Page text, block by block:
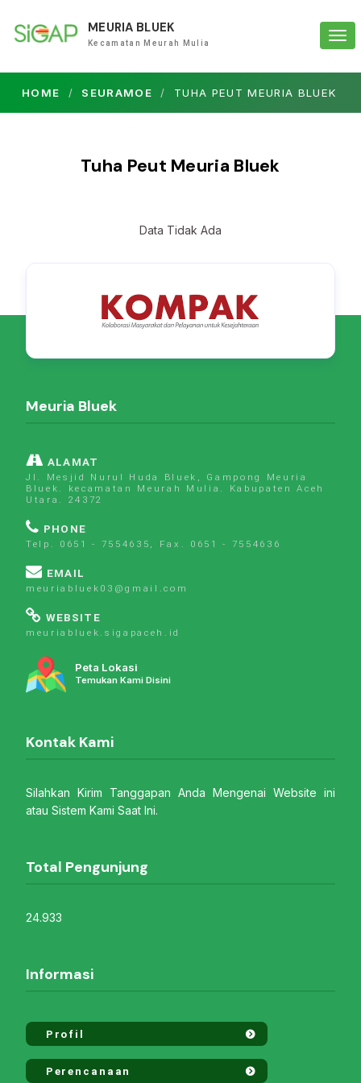
MEURIA BLUEK
Kecamatan Meurah Mulia
HOME SEURAMOE TUHA PEUT MEURIA BLUEK
Tuha Peut Meuria Bluek
Data Tidak Ada
Meuria Bluek
ALAMAT
Jl. Mesjid Nurul Huda Bluek, Gampong Meuria
Bluek. kecamatan Meurah Mulia. Kabupaten Aceh
Utara. 24372
PHONE
Telp. 0651 - 7554635, Fax. 0651 - 7554636
EMAIL
meuriabluek03@gmail.com
WEBSITE
meuriabluek.sigapaceh.id
Peta Lokasi
Temukan Kami Disini
Kontak Kami
Silahkan Kirim Tanggapan Anda Mengenai Website ini
atau Sistem Kami Saat Ini.
Total Pengunjung
24.933
Informasi
Profil
Perencanaan